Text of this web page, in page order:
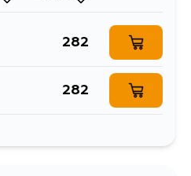
282
282